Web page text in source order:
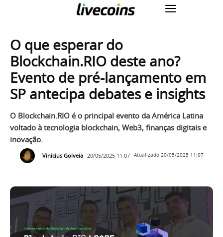
O que esperar do
Blockchain.RIO deste ano?
Evento de pré-lançamento em
SP antecipa debates e insights
O Blockchain.RIO é o principal evento da América Latina
voltado à tecnologia blockchain, Web3, finanças digitais e
inovação.
Vinicius Golveia 20/05/2025 11:07 Atualizado 20/05/2025 11:07